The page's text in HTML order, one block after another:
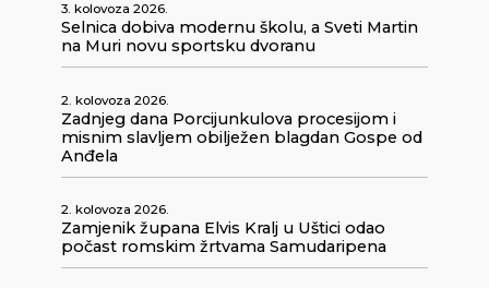
3. kolovoza 2026.
Selnica dobiva modernu školu, a Sveti Martin
na Muri novu sportsku dvoranu
2. kolovoza 2026.
Zadnjeg dana Porcijunkulova procesijom i
misnim slavljem obilježen blagdan Gospe od
Anđela
2. kolovoza 2026.
Zamjenik župana Elvis Kralj u Uštici odao
počast romskim žrtvama Samudaripena